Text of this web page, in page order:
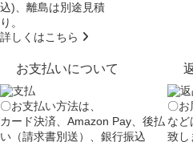
込)、離島は別途見積
り。
詳しくはこちら
お支払いについて
〇お支払い方法は、
カード決済、Amazon Pay、後払
い（請求書別送）、銀行振込
〇お
など
致し